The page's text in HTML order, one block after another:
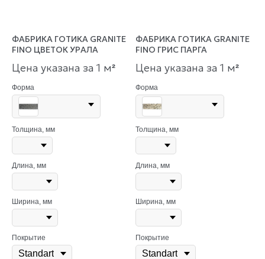
ФАБРИКА ГОТИКА GRANITE
FINO ЦВЕТОК УРАЛА
Цена указана за 1 м²
Форма
Толщина, мм
Длина, мм
Ширина, мм
Покрытие
ФАБРИКА ГОТИКА GRANITE
FINO ГРИС ПАРГА
Цена указана за 1 м²
Форма
Толщина, мм
Длина, мм
Ширина, мм
Покрытие